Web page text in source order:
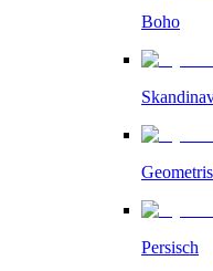
Boho
Persisch